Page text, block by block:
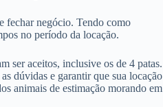
fechar negócio. Tendo como
no período da locação.
ser aceitos, inclusive os de 4 patas.
dúvidas e garantir que sua locação
animais de estimação morando em